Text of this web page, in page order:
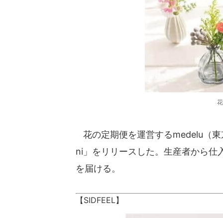
花の定期便を運営するmedelu（
ni」をリリースした。生産者から仕
を届ける。
【SIDFEEL】